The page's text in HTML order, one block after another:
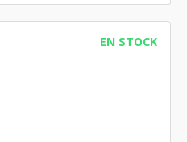
EN STOCK